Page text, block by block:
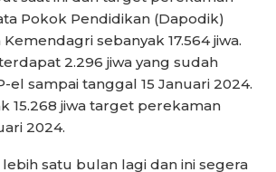
Pokok Pendidikan (Dapodik)
sebanyak 17.564 jiwa.
2.296 jiwa yang sudah
el sampai tanggal 15 Januari 2024.
15.268 jiwa target perekaman
2024.
lebih satu bulan lagi dan ini segera